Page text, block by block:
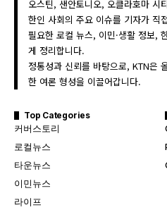
오스틴, 샌안토니오, 오클라호마 시
한인 사회의 주요 이슈를 기자가 직
필요한 로컬 뉴스, 이민·생활 정보,
게 정리합니다.
정통성과 신뢰를 바탕으로, KTN은
한 여론 형성을 이끌어갑니다.
Top Categories
커버스토리
로컬뉴스
타운뉴스
이민뉴스
라이프